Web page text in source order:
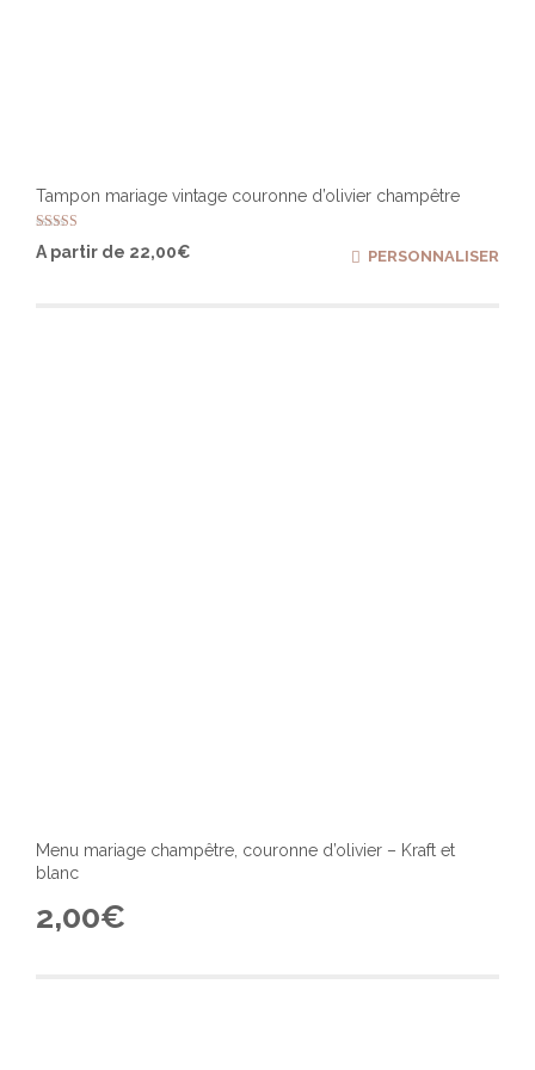
Tampon mariage vintage couronne d’olivier champêtre
Note
4.84
A partir de 22,00€ PERSONNALISER
Menu mariage champêtre, couronne d’olivier – Kraft et
blanc
2,00€